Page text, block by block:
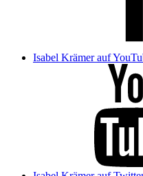
Isabel Krämer auf